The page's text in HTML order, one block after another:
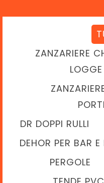
ZANZARIERE
DR DOPPI RULLI
DEHOR PER BAR
PERGOLE